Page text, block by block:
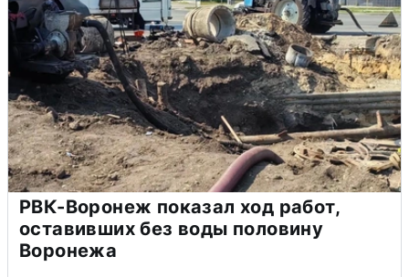
РВК-Воронеж показал ход работ,
оставивших без воды половину
Воронежа